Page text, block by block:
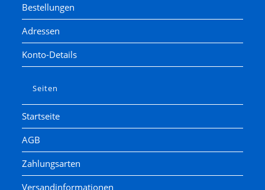
Bestellungen
Adressen
Konto-Details
Seiten
Startseite
AGB
Zahlungsarten
Versandinformationen